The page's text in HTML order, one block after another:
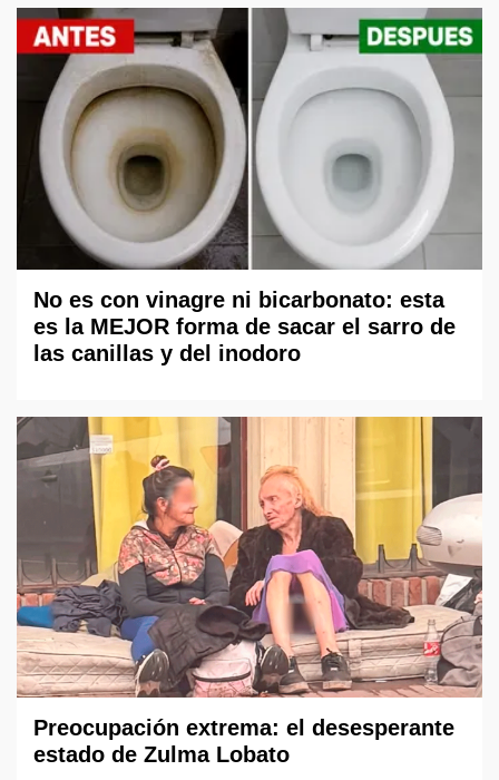
No es con vinagre ni bicarbonato: esta
es la MEJOR forma de sacar el sarro de
las canillas y del inodoro
Preocupación extrema: el desesperante
estado de Zulma Lobato